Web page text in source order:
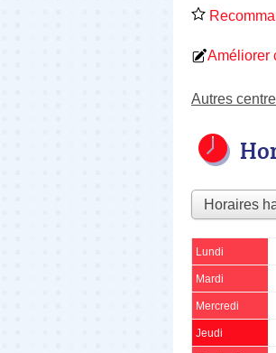
Améliorer
Autres
Lundi
Mardi
Mercredi
Jeudi